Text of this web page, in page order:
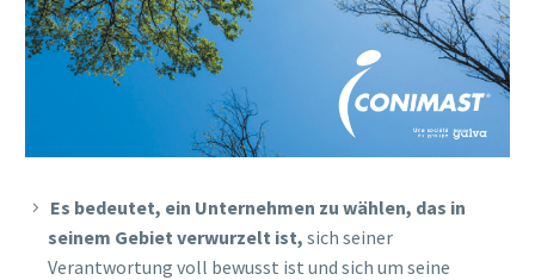
Es bedeutet, ein Unternehmen zu wählen, das in
seinem Gebiet verwurzelt ist, sich seiner
Verantwortung voll bewusst ist und sich um seine